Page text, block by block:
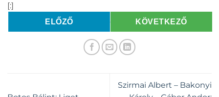
[:]
ELŐZŐ KÖVETKEZŐ
Szirmai Albert – Bakonyi